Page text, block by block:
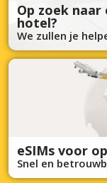
Op zoek
hotel?
We zullen je
eSIMs voor
Snel en